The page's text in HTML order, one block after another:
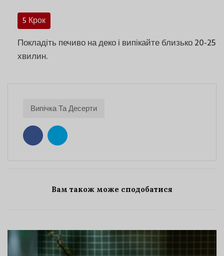
5 Крок
Покладіть печиво на деко і випікайте близько 20-25
хвилин.
Випічка Та Десерти
Вам також може сподобатися